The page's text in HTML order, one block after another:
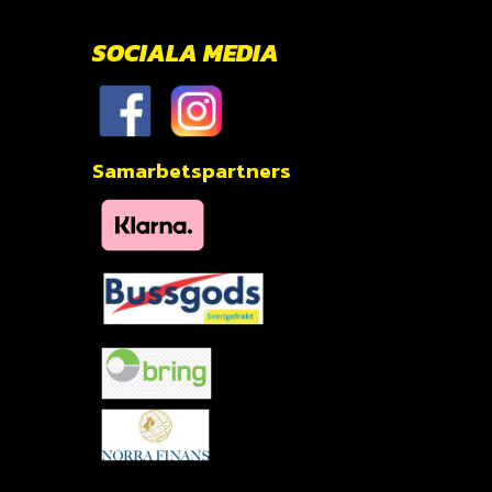
SOCIALA MEDIA
Samarbetspartners